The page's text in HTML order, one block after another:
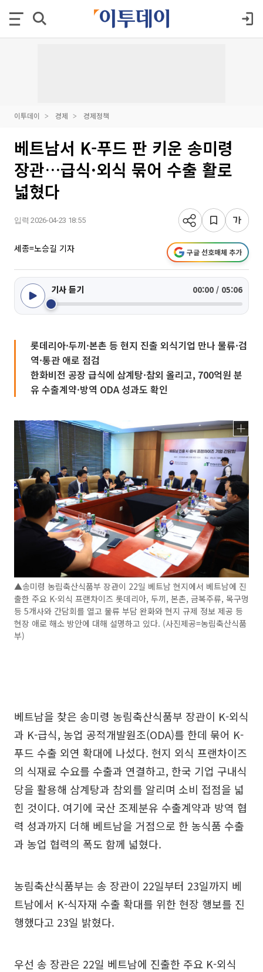
이투데이 경제 경제정책
베트남서 K-푸드 판 키운 송미령
장관…급식·외식 묶어 수출 활로
넓혔다
입력 2026-04-23 18:55
세종=노승길 기자 구글 선호매체 추가
기사 듣기 00:00 / 05:06
롯데리아·두끼·본촌 등 현지 진출 외식기업 만나 물류·검
역·통관 애로 점검
한화비전 공장 급식에 삼계탕·참외 올리고, 700억원 분
유 수출계약·방역 ODA 성과도 확인
▲송미령 농림축산식품부 장관이 22일 베트남 현지에서 베트남에 진
출한 주요 K-외식 프랜차이즈 롯데리아, 두끼, 본촌, 금복주류, 목구멍
등 5개사와 간담회를 열고 물류 부담 완화와 현지 규제 정보 제공 등
현장 애로 해소 방안에 대해 설명하고 있다. (사진제공=농림축산식품
부)
베트남을 찾은 송미령 농림축산식품부 장관이 K-외식
과 K-급식, 농업 공적개발원조(ODA)를 한데 묶어 K-
푸드 수출 외연 확대에 나섰다. 현지 외식 프랜차이즈
의 식재료 수요를 수출과 연결하고, 한국 기업 구내식
당을 활용해 삼계탕과 참외를 알리며 소비 접점을 넓
힌 것이다. 여기에 국산 조제분유 수출계약과 방역 협
력 성과까지 더해 베트남을 거점으로 한 농식품 수출
과 농업 협력의 폭도 함께 넓혔다.
농림축산식품부는 송 장관이 22일부터 23일까지 베
트남에서 K-식자재 수출 확대를 위한 현장 행보를 진
행했다고 23일 밝혔다.
우선 송 장관은 22일 베트남에 진출한 주요 K-외식